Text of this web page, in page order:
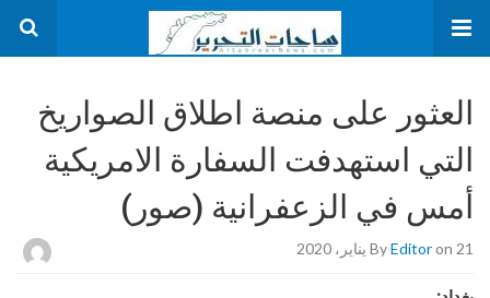
العثور على منصة اطلاق الصواريخ
التي استهدفت السفارة الامريكية
أمس في الزعفرانية (صور)
ByEditoron 21 يناير، 2020